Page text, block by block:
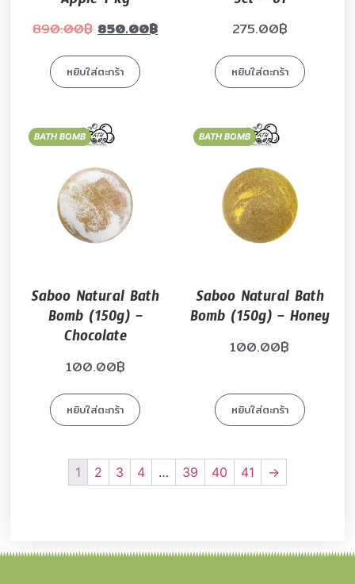
890.00฿ 850.00฿
หยิบใส่ตะกร้า
275.00฿
หยิบใส่ตะกร้า
BATH BOMB
Saboo Natural Bath
Bomb (150g) –
Chocolate
100.00฿
หยิบใส่ตะกร้า
BATH BOMB
Saboo Natural Bath
Bomb (150g) – Honey
100.00฿
หยิบใส่ตะกร้า
1 2 3 4 … 39 40 41 →